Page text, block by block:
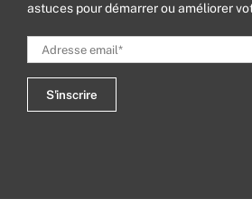
astuces pour démarrer ou améliorer